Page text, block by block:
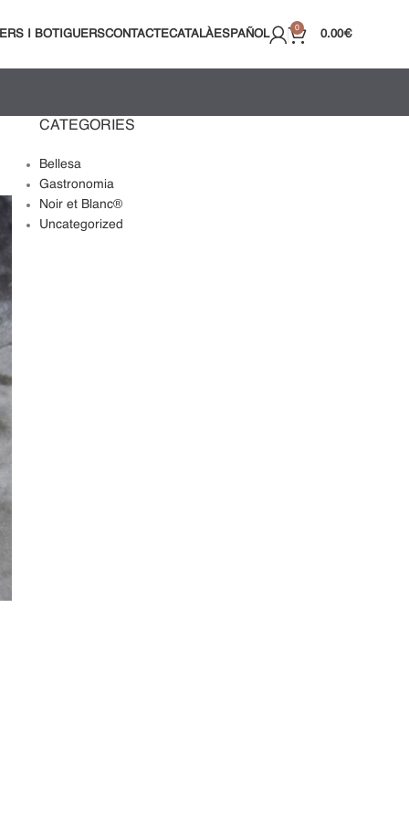
I BOTIGUERSCONTACTECATALÀESPAÑOL
0
0.00€
CATEGORIES
Bellesa
Gastronomia
Noir et Blanc®
Uncategorized